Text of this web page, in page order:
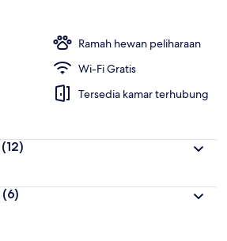
Ramah hewan peliharaan
Wi-Fi Gratis
Tersedia kamar terhubung
(12)
(6)